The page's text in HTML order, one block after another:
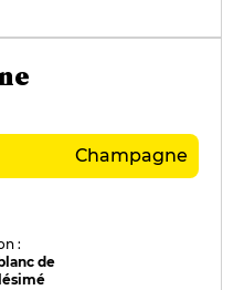
Champagne
:
de